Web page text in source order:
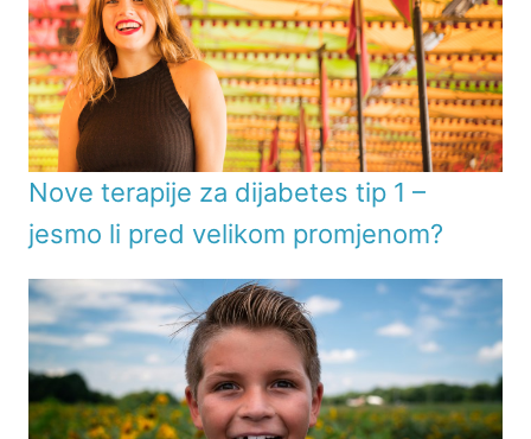
Nove terapije za dijabetes tip 1 –
jesmo li pred velikom promjenom?